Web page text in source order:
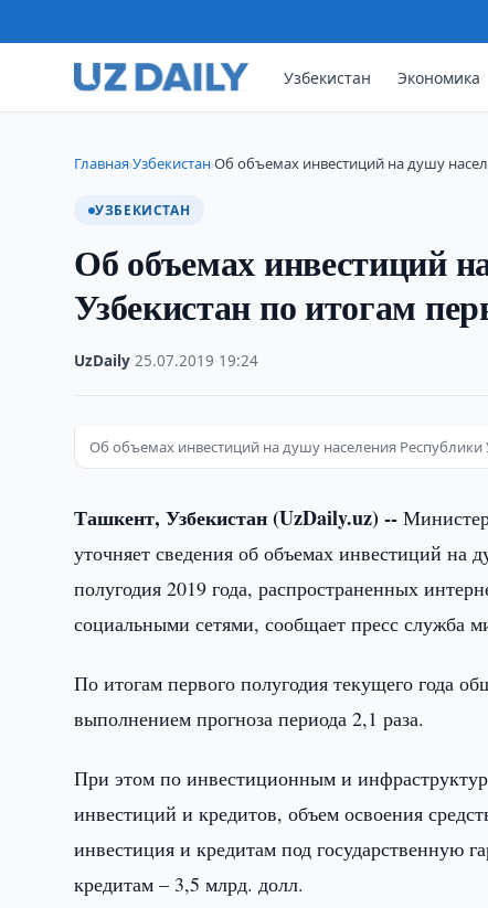
Узбекистан Экономика
Главная›Узбекистан›Об объемах инвестиций на душу
УЗБЕКИСТАН
Об объемах инвестиций
Узбекистан по итогам
UzDaily ·25.07.2019 19:24
Об объемах инвестиций на душу населения Республики
Ташкент, Узбекистан (UzDaily.uz) --
уточняет сведения об объемах инвестиций на
полугодия 2019 года, распространенных
социальными сетями, сообщает пресс служба
По итогам первого полугодия текущего года
выполнением прогноза периода 2,1 раза.
При этом по инвестиционным и
инвестиций и кредитов, объем освоения
инвестиция и кредитам под
кредитам – 3,5 млрд. долл.